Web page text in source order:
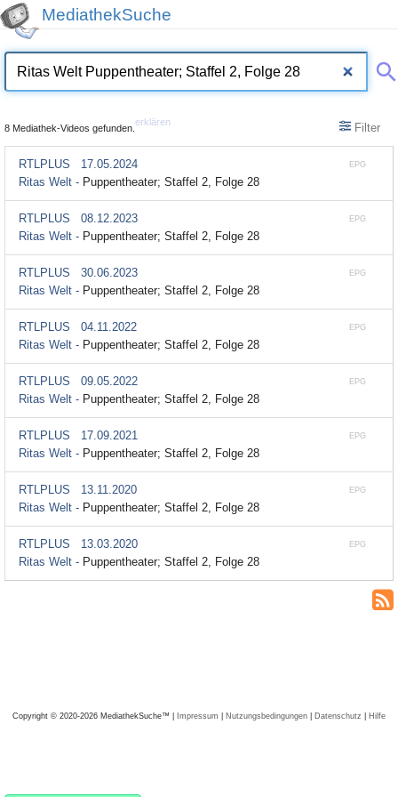
MediathekSuche
8 Mediathek-Videos gefunden.
erklären Filter
EPG
RTLPLUS
17.05.2024
Ritas Welt - Puppentheater; Staffel 2, Folge 28
EPG
RTLPLUS
08.12.2023
Ritas Welt - Puppentheater; Staffel 2, Folge 28
EPG
RTLPLUS
30.06.2023
Ritas Welt - Puppentheater; Staffel 2, Folge 28
EPG
RTLPLUS
04.11.2022
Ritas Welt - Puppentheater; Staffel 2, Folge 28
EPG
RTLPLUS
09.05.2022
Ritas Welt - Puppentheater; Staffel 2, Folge 28
EPG
RTLPLUS
17.09.2021
Ritas Welt - Puppentheater; Staffel 2, Folge 28
EPG
RTLPLUS
13.11.2020
Ritas Welt - Puppentheater; Staffel 2, Folge 28
EPG
RTLPLUS
13.03.2020
Ritas Welt - Puppentheater; Staffel 2, Folge 28
Copyright © 2020-2026 MediathekSuche™ | Impressum | Nutzungsbedingungen | Datenschutz | Hilfe